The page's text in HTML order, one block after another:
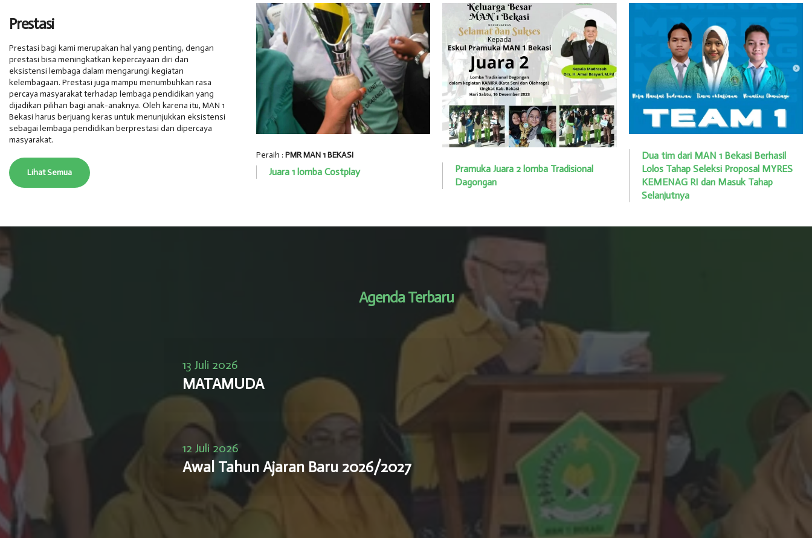
Prestasi
Prestasi bagi kami merupakan hal yang penting, dengan
prestasi bisa meningkatkan kepercayaan diri dan
eksistensi lembaga dalam mengarungi kegiatan
kelembagaan. Prestasi juga mampu menumbuhkan rasa
percaya masyarakat terhadap lembaga pendidikan yang
dijadikan pilihan bagi anak-anaknya. Oleh karena itu, MAN 1
Bekasi harus berjuang keras untuk menunjukkan eksistensi
sebagai lembaga pendidikan berprestasi dan dipercaya
masyarakat.
Lihat Semua
Peraih :PMR MAN 1 BEKASI
Juara 1 lomba Costplay
Pramuka Juara 2 lomba Tradisional
Dagongan
Dua tim dari MAN 1 Bekasi Berhasil
Lolos Tahap Seleksi Proposal MYRES
KEMENAG RI dan Masuk Tahap
Selanjutnya
Agenda Terbaru
13 Juli 2026
MATAMUDA
12 Juli 2026
Awal Tahun Ajaran Baru 2026/2027